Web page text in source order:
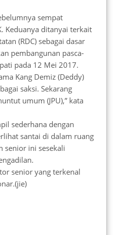
sempat
Keduanya ditanyai terkait
(RDC) sebagai dasar
pembangunan pasca-
pada 12 Mei 2017.
Kang Demiz (Deddy)
saksi. Sekarang
umum (JPU),” kata
sederhana dengan
santai di dalam ruang
senior ini sesekali
senior yang terkenal